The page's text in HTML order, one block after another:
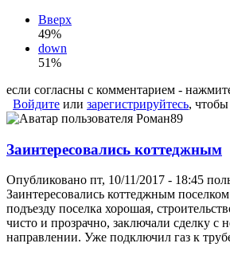
Вверх
49%
down
51%
если согласны с комментарием -
Войдите или зарегистрируйтесь,
Заинтересовались коттеджным
Опубликовано пт, 10/11/2017 - 18:45
Заинтересовались коттеджным
подъезду поселка хорошая,
чисто и прозрачно, заключали сделку с
направлении. Уже подключил газ к